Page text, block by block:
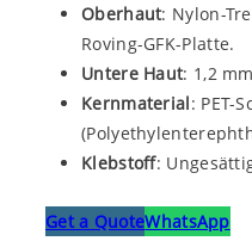
Oberhaut: Nylon-
Roving-GFK-Platte.
Untere Haut: 1,2
Kernmaterial: PET-
Klebstoff:
Get a QuoteWhatsApp